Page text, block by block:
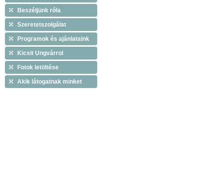
Beszéljünk róla
Szeretetszolgálat
Programok és ajánlataink
Kicsit Ungvárrol
Fotok letöltése
Akik látogatnak minket